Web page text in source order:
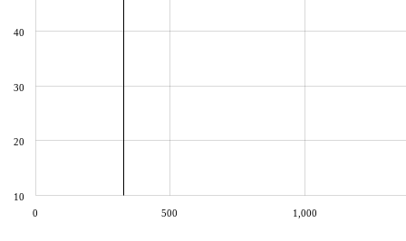
10
20
30
40
0 500 1,000